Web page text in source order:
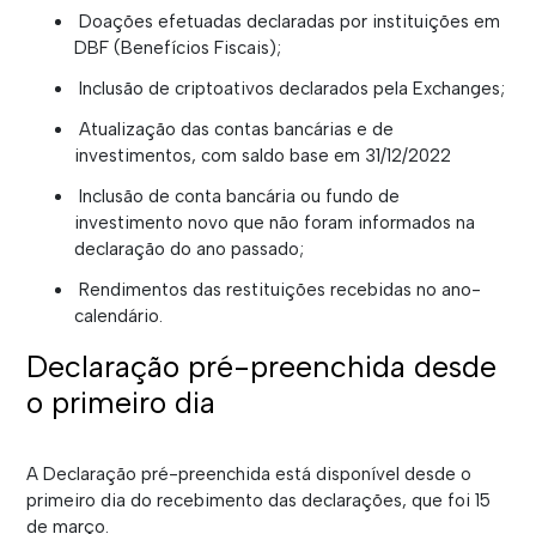
Doações efetuadas declaradas por instituições em
DBF (Benefícios Fiscais);
Inclusão de criptoativos declarados pela Exchanges;
Atualização das contas bancárias e de
investimentos, com saldo base em 31/12/2022
Inclusão de conta bancária ou fundo de
investimento novo que não foram informados na
declaração do ano passado;
Rendimentos das restituições recebidas no ano-
calendário.
Declaração pré-preenchida desde
o primeiro dia
A Declaração pré-preenchida está disponível desde o
primeiro dia do recebimento das declarações, que foi 15
de março.